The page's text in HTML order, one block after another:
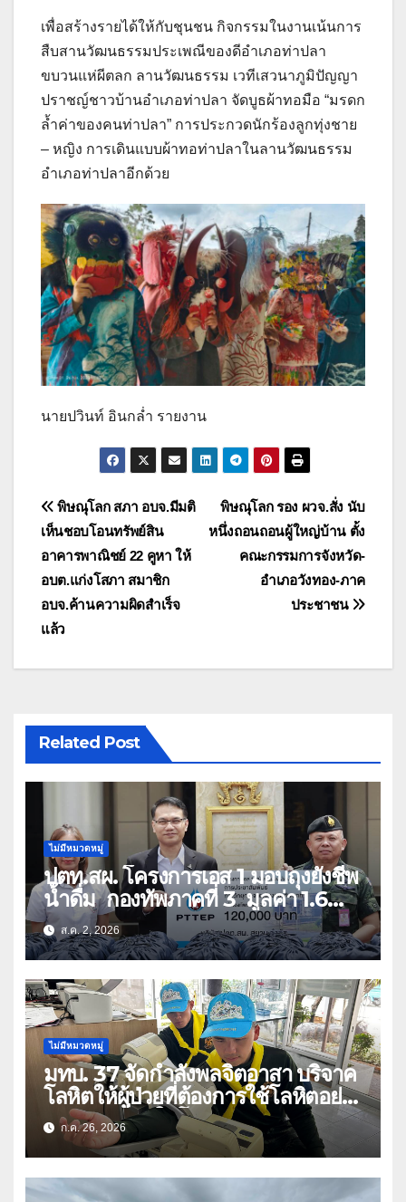
เพื่อสร้างรายได้ให้กับชุนชน กิจกรรมในงานเน้นการ
สืบสานวัฒนธรรมประเพณีของดีอำเภอท่าปลา
ขบวนแห่ผีตลก ลานวัฒนธรรม เวทีเสวนาภูมิปัญญา
ปราชญ์ชาวบ้านอำเภอท่าปลา จัดบูธผ้าทอมือ “มรดก
ล้ำค่าของคนท่าปลา” การประกวดนักร้องลูกทุ่งชาย
– หญิง การเดินแบบผ้าทอท่าปลาในลานวัฒนธรรม
อำเภอท่าปลาอีกด้วย
นายปวินท์ อินกล่ำ รายงาน
แนะแนว
เรื่อง
พิษณุโลก รอง ผวจ.สั่ง นับ
หนึ่งถอนถอนผู้ใหญ่บ้าน ตั้ง
คณะกรรมการจังหวัด-
อำเภอวังทอง-ภาค
ประชาชน
พิษณุโลก สภา อบจ.มีมติ
เห็นชอบโอนทรัพย์สิน
อาคารพาณิชย์ 22 คูหา ให้
อบต.แก่งโสภา สมาชิก
อบจ.ค้านความผิดสำเร็จ
แล้ว
Related Post
ไม่มีหมวดหมู่
ปตท.สผ. โครงการเอส 1 มอบถุงยังชีพ
น้ำดื่ม กองทัพภาคที่ 3 มูลค่า 1.6
ล้านบาท
ส.ค. 2, 2026
ไม่มีหมวดหมู่
มทบ. 37 จัดกำลังพลจิตอาสา บริจาค
โลหิตให้ผู้ป่วยที่ต้องการใช้โลหิตอย่าง
เร่งด่วน เนื่องในโอกาสวันเฉลิม
พระชนมพรรษา 74 พรรษา และถวาย
เป็นพระราชกุศลแด่พระบาทสมเด็จ
พระเจ้าอยู่หัว
ก.ค. 26, 2026